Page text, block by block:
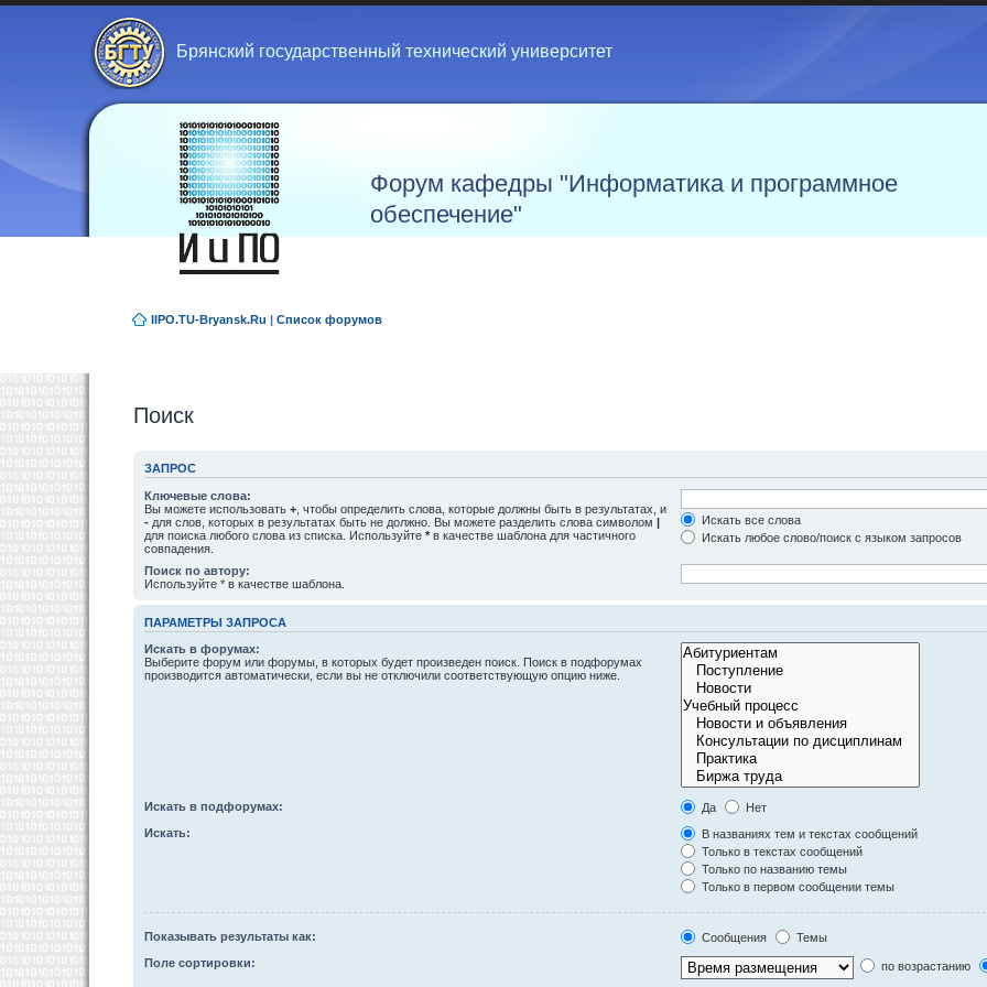
Брянский государственный технический университет
Форум кафедры "Информатика и программное
обеспечение"
IIPO.TU-Bryansk.Ru | Список форумов
Поиск
ЗАПРОС
Ключевые слова:
Вы можете использовать + , чтобы определить слова, которые должны быть в результатах, и
- для слов, которых в результатах быть не должно. Вы можете разделить слова символом |
для поиска любого слова из списка. Используйте * в качестве шаблона для частичного
совпадения.
Искать все слова
Искать любое слово/поиск с языком запросов
Поиск по автору:
Используйте * в качестве шаблона.
ПАРАМЕТРЫ ЗАПРОСА
Искать в форумах:
Выберите форум или форумы, в которых будет произведен поиск. Поиск в подфорумах
производится автоматически, если вы не отключили соответствующую опцию ниже.
Искать в подфорумах: Да
Нет
Искать:
В названиях тем и текстах сообщений
Только в текстах сообщений
Только по названию темы
Только в первом сообщении темы
Показывать результаты как: Сообщения
Темы
Поле сортировки:
по возрастанию